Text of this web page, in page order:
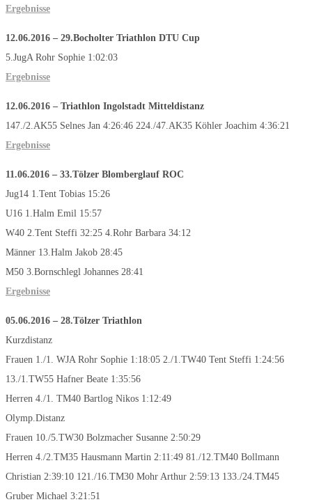
Ergebnisse
12.06.2016 – 29.Bocholter Triathlon DTU Cup
5.JugA Rohr Sophie 1:02:03
Ergebnisse
12.06.2016 – Triathlon Ingolstadt Mitteldistanz
147./2.AK55 Selnes Jan 4:26:46 224./47.AK35 Köhler Joachim 4:36:21
Ergebnisse
11.06.2016 – 33.Tölzer Blomberglauf ROC
Jug14 1.Tent Tobias 15:26
U16 1.Halm Emil 15:57
W40 2.Tent Steffi 32:25 4.Rohr Barbara 34:12
Männer 13.Halm Jakob 28:45
M50 3.Bornschlegl Johannes 28:41
Ergebnisse
05.06.2016 – 28.Tölzer Triathlon
Kurzdistanz
Frauen 1./1. WJA Rohr Sophie 1:18:05 2./1.TW40 Tent Steffi 1:24:56
13./1.TW55 Hafner Beate 1:35:56
Herren 4./1. TM40 Bartlog Nikos 1:12:49
Olymp.Distanz
Frauen 10./5.TW30 Bolzmacher Susanne 2:50:29
Herren 4./2.TM35 Hausmann Martin 2:11:49 81./12.TM40 Bollmann
Christian 2:39:10 121./16.TM30 Mohr Arthur 2:59:13 133./24.TM45
Gruber Michael 3:21:51